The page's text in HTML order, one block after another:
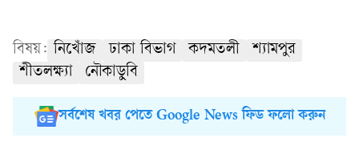
বিষয়: নিখোঁজ ঢাকা বিভাগ কদমতলী
শ্যামপুর
শীতলক্ষ্যা
নৌকাডুবি
সর্বশেষ খবর পেতে Google News ফিড ফলো করুন